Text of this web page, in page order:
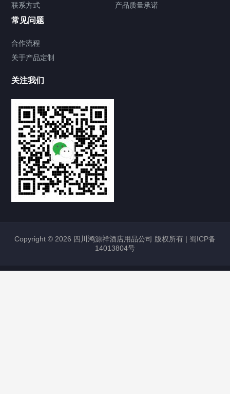
联系方式
产品质量承诺
常见问题
合作流程
关于产品定制
关注我们
Copyright © 2026 四川鸿源祥酒店用品公司 版权所有 | 蜀ICP备
14013804号